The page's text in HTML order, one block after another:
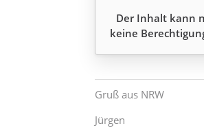
Der Inhalt kann
keine
Gruß aus NRW
Jürgen